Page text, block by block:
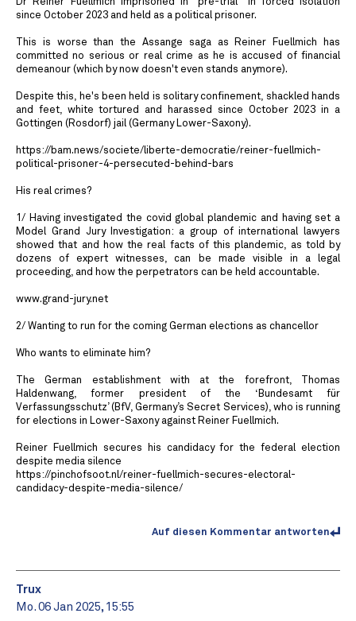
since October 2023 and held as a political prisoner.
This is worse than the Assange saga as Reiner Fuellmich has
committed no serious or real crime as he is accused of financial
demeanour (which by now doesn't even stands anymore).
Despite this, he's been held is solitary confinement, shackled hands
and feet, white tortured and harassed since October 2023 in a
Gottingen (Rosdorf) jail (Germany Lower-Saxony).
https://bam.news/societe/liberte-democratie/reiner-fuellmich-
political-prisoner-4-persecuted-behind-bars
His real crimes?
1/ Having investigated the covid global plandemic and having set a
Model Grand Jury Investigation: a group of international lawyers
showed that and how the real facts of this plandemic, as told by
dozens of expert witnesses, can be made visible in a legal
proceeding, and how the perpetrators can be held accountable.
www.grand-jury.net
2/ Wanting to run for the coming German elections as chancellor
Who wants to eliminate him?
The German establishment with at the forefront, Thomas
Haldenwang, former president of the ‘Bundesamt für
Verfassungsschutz’ (BfV, Germany’s Secret Services), who is running
for elections in Lower-Saxony against Reiner Fuellmich.
Reiner Fuellmich secures his candidacy for the federal election
despite media silence
https://pinchofsoot.nl/reiner-fuellmich-secures-electoral-
candidacy-despite-media-silence/
Auf diesen Kommentar antworten
Trux
Mo. 06 Jan 2025, 15:55